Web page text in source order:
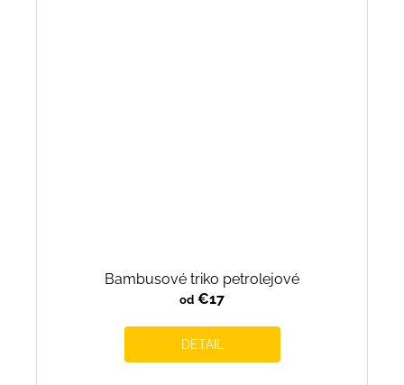
Bambusové triko petrolejové
od €17
DETAIL